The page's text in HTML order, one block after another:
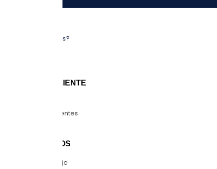
¿Quiénes somos?
ATENCIÓN CLIENTE
Preguntas frecuentes
CONTÁCTANOS
Envíanos mensaje